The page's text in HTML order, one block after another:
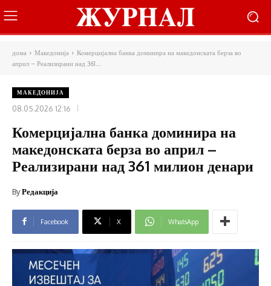
дома Македонија
Комерцијална банка доминира на македонската берза во
април – Реализирани над 361...
МАКЕДОНИЈА
08.05.2026 12:16
Комерцијална банка доминира на
македонската берза во април –
Реализирани над 361 милион денари
ByРедакција
Facebook X WhatsApp